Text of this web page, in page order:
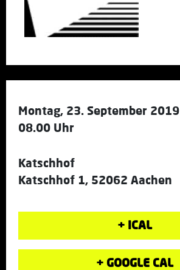
Montag, 23. September 2019
08.00 Uhr
Katschhof
Katschhof 1, 52062 Aachen
+ ICAL
+ GOOGLE CAL